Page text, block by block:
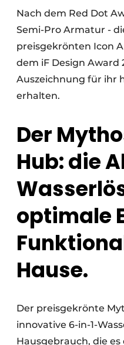
Nach dem Red Dot
Semi-Pro Armatur -
preisgekrönten Icon
dem iF Design Award
Auszeichnung für ihr
erhalten.
Der
Hub: die
optimale
Hause.
Der preisgekrönte
innovative 6-in-1-
Hausgebrauch, die